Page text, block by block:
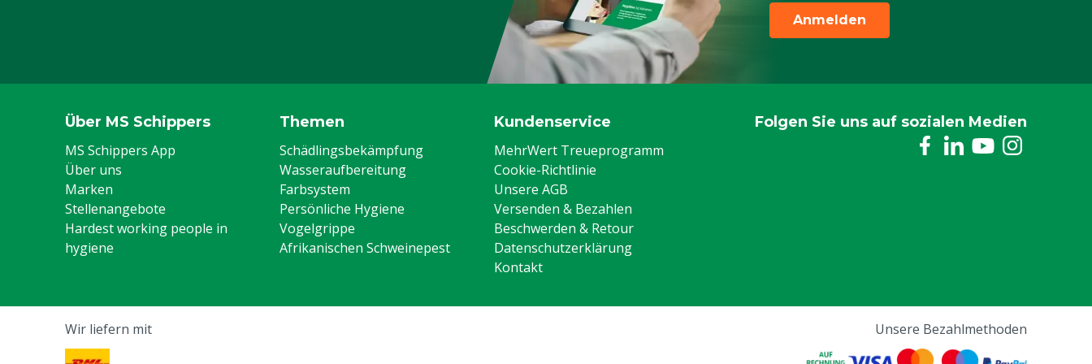
Anmelden
Über MS Schippers
MS Schippers App
Über uns
Marken
Stellenangebote
Hardest working people in
hygiene
Themen
Schädlingsbekämpfung
Wasseraufbereitung
Farbsystem
Persönliche Hygiene
Vogelgrippe
Afrikanischen Schweinepest
Kundenservice
MehrWert Treueprogramm
Cookie-Richtlinie
Unsere AGB
Versenden & Bezahlen
Beschwerden & Retour
Datenschutzerklärung
Kontakt
Folgen Sie uns auf sozialen Medien
Wir liefern mit Unsere Bezahlmethoden